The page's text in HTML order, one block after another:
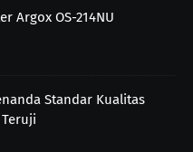
Argox OS-214NU
Standar Kualitas